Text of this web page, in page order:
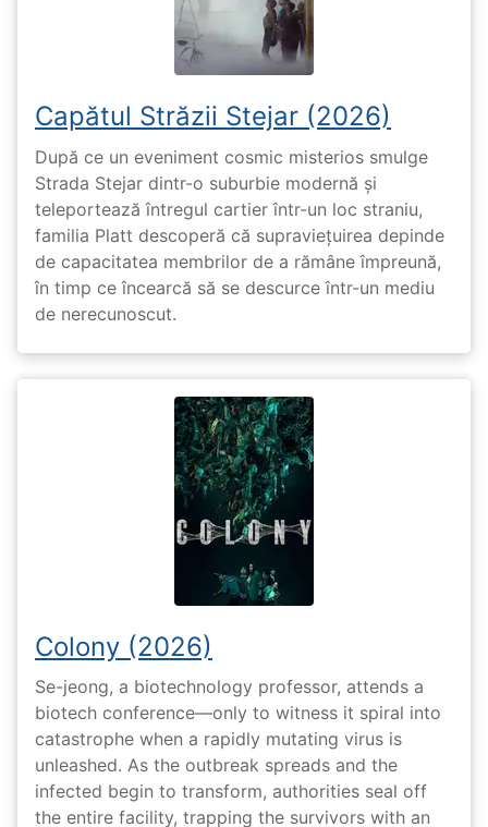
Capătul Străzii Stejar (2026)
După ce un eveniment cosmic misterios smulge
Strada Stejar dintr-o suburbie modernă și
teleportează întregul cartier într-un loc straniu,
familia Platt descoperă că supraviețuirea depinde
de capacitatea membrilor de a rămâne împreună,
în timp ce încearcă să se descurce într-un mediu
de nerecunoscut.
Colony (2026)
Se-jeong, a biotechnology professor, attends a
biotech conference—only to witness it spiral into
catastrophe when a rapidly mutating virus is
unleashed. As the outbreak spreads and the
infected begin to transform, authorities seal off
the entire facility, trapping the survivors with an